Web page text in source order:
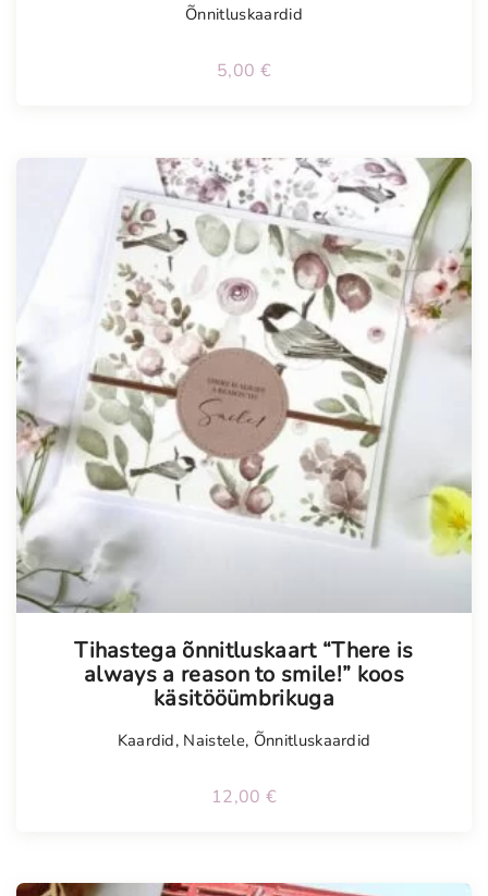
Õnnitluskaardid
5,00 €
Tihastega õnnitluskaart “There is
always a reason to smile!” koos
käsitööümbrikuga
Kaardid, Naistele, Õnnitluskaardid
12,00 €